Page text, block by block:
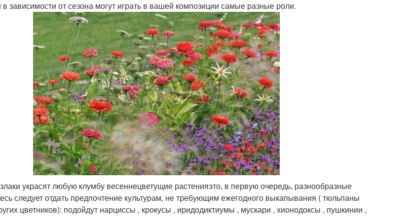
зависимости от сезона могут играть в вашей композиции самые разные роли.
украсят любую клумбу весеннецветущие растенияэто, в первую очередь, разнообразные
следует отдать предпочтение культурам, не требующим ежегодного выкапывания ( тюльпаны
цветников): подойдут нарциссы , крокусы , иридодиктиумы , мускари , хионодоксы , пушкинии ,